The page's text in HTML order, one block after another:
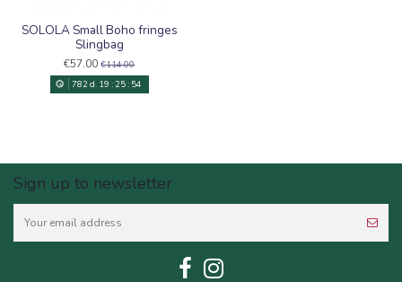
SOLOLA Small Boho fringes
Slingbag
€57.00 €114.00
782d. 19 :25: 54
Sign up to newsletter